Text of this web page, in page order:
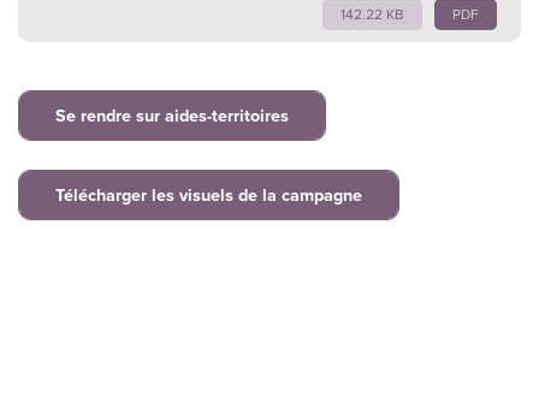
142.22 KB PDF
Se rendre sur aides-territoires
Télécharger les visuels de la campagne